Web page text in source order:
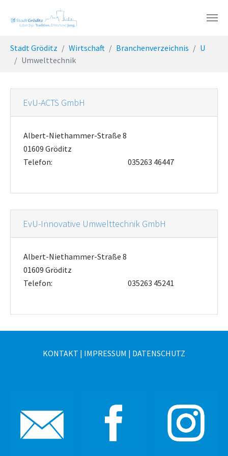
Skip to main content
Stadt Gröditz Wirtschaft Branchenverzeichnis
U
Umwelttechnik
EvU-ACTS GmbH
Albert-Niethammer-Straße 8
01609 Gröditz
Telefon:
035263 46447
EvU-Innovative Umwelttechnik GmbH
Albert-Niethammer-Straße 8
01609 Gröditz
Telefon:
035263 45241
KONTAKT | IMPRESSUM | DATENSCHUTZ